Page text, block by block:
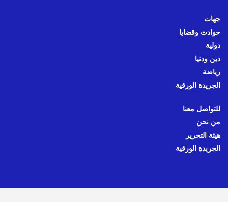
جهات
حوادث وقضايا
دولية
دين ودنيا
رياضة
الجريدة الورقية
للتواصل معنا
من نحن
هيئة التحرير
الجريدة الورقية